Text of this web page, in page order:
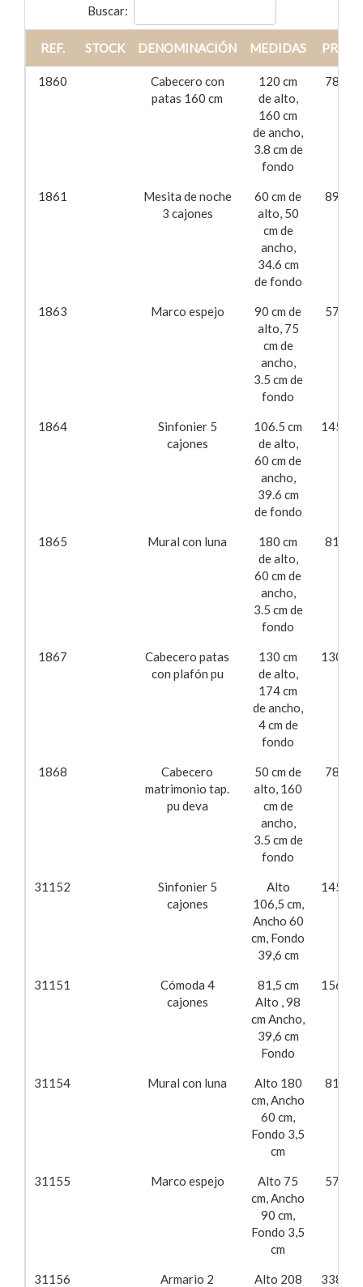
Buscar:
REF. STOCK DENOMINACIÓN MEDIDAS
1860
Cabecero con
patas 160 cm
120 cm
de alto,
160 cm
de ancho,
3.8 cm de
fondo
78,40€
1861
Mesita de noche
3 cajones
60 cm de
alto, 50
cm de
ancho,
34.6 cm
de fondo
89,38€
1863 Marco espejo
90 cm de
alto, 75
cm de
ancho,
3.5 cm de
fondo
57,62€
1864
Sinfonier 5
cajones
106.5 cm
de alto,
60 cm de
ancho,
39.6 cm
de fondo
1865 Mural con luna
180 cm
de alto,
60 cm de
ancho,
3.5 cm de
fondo
81,11€
1867
Cabecero patas
con plafón pu
130 cm
de alto,
174 cm
de ancho,
4 cm de
fondo
1868
Cabecero
matrimonio tap.
pu deva
50 cm de
alto, 160
cm de
ancho,
3.5 cm de
fondo
78,62€
31152
Sinfonier 5
cajones
Alto
106,5 cm,
Ancho 60
cm, Fondo
39,6 cm
31151
Cómoda 4
cajones
81,5 cm
Alto , 98
cm Ancho,
39,6 cm
Fondo
31154 Mural con luna
Alto 180
cm, Ancho
60 cm,
Fondo 3,5
cm
81,11€
31155 Marco espejo
Alto 75
cm, Ancho
90 cm,
Fondo 3,5
cm
57,62€
31156
Armario 2
Alto 208